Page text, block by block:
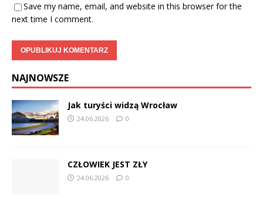
Save my name, email, and website in this browser for the
next time I comment.
NAJNOWSZE
Jak turyści widzą Wrocław
24.06.2026 0
CZŁOWIEK JEST ZŁY
24.06.2026 0